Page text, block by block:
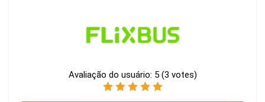
Avaliação do usuário: 5 (3 votes)